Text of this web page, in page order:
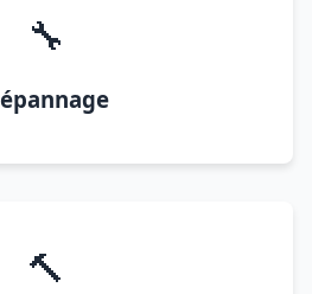
🔧
🔨